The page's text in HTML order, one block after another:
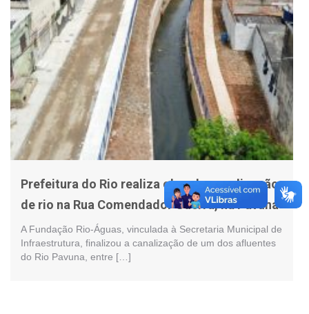
Prefeitura do Rio realiza obra de canalização
de rio na Rua Comendador Guerra, na Pavuna
A Fundação Rio-Águas, vinculada à Secretaria Municipal de
Infraestrutura, finalizou a canalização de um dos afluentes
do Rio Pavuna, entre […]